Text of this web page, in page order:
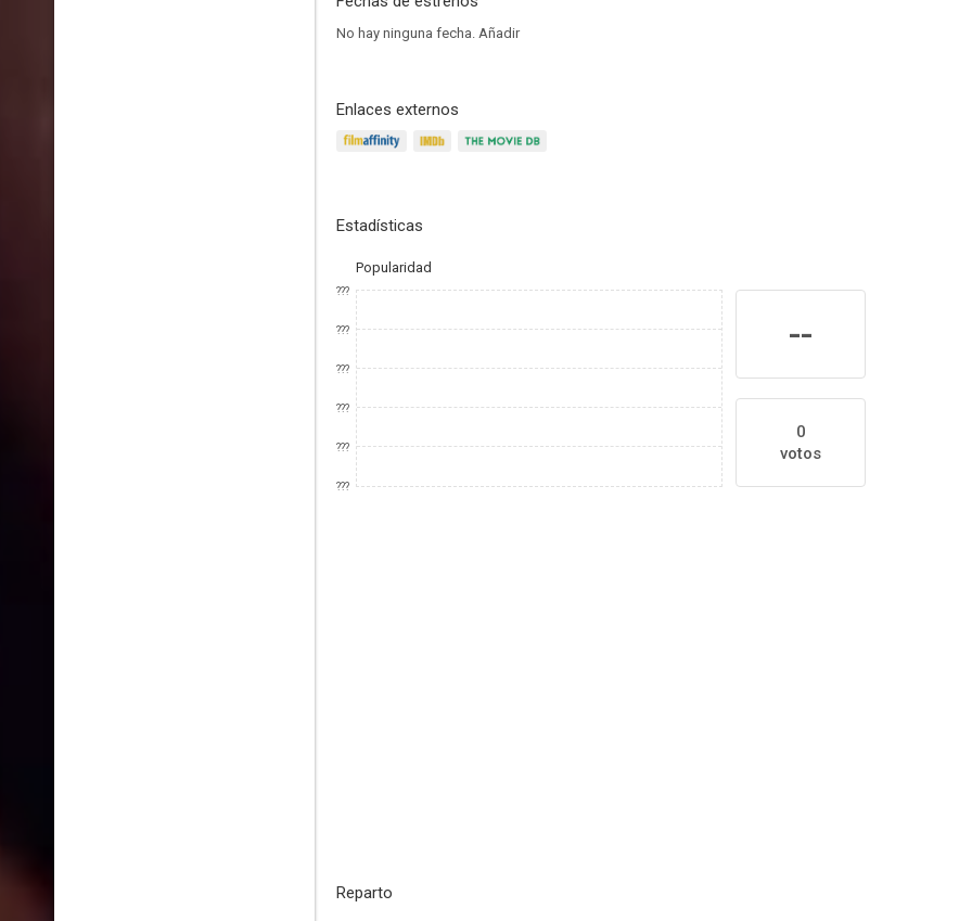
No hay ninguna fecha. Añadir
Enlaces externos
Estadísticas
Popularidad
???
???
???
???
???
???
--
0
votos
Reparto